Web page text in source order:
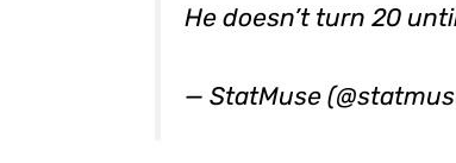
He doesn’t turn 20
— StatMuse